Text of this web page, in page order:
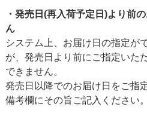
・発売日(再入荷予定日)より前
ん
システム上、お届け日の指定が
が、発売日より前にご指定いた
できません。
発売日以降でのお届け日をご指
備考欄にその旨ご記入ください。